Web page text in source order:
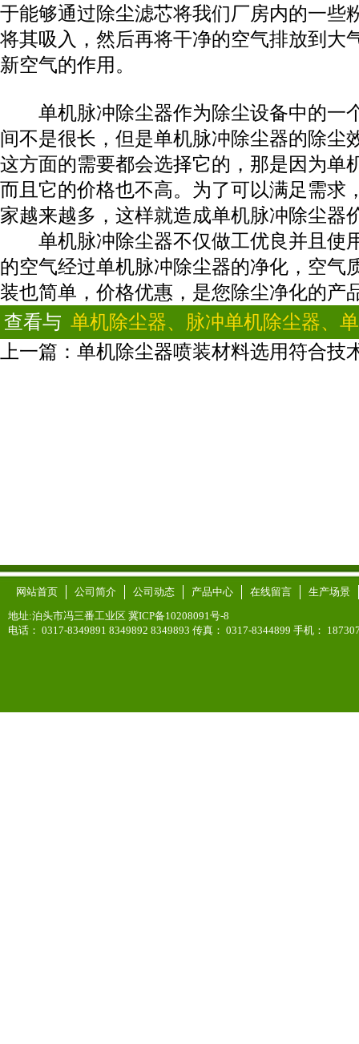
于能够通过除尘滤芯将我们厂房内的一些
将其吸入，然后再将干净的空气排放到大
新空气的作用。
单机脉冲除尘器作为除尘设备中的一
间不是很长，但是单机脉冲除尘器的除尘
这方面的需要都会选择它的，那是因为单
而且它的价格也不高。为了可以满足需求
家越来越多，这样就造成单机脉冲除尘器
单机脉冲除尘器不仅做工优良并且使
的空气经过单机脉冲除尘器的净化，空气
装也简单，价格优惠，是您除尘净化的产
查看与 单机除尘器、脉冲单机除尘器、
上一篇： 单机除尘器喷装材料选用符合技
网站首页 公司简介 公司动态 产品中心 在线留言
生产场景
地址:泊头市冯三番工业区 冀ICP备10208091号-8
电话： 0317-8349891 8349892 8349893 传真： 0317-8344899 手机：